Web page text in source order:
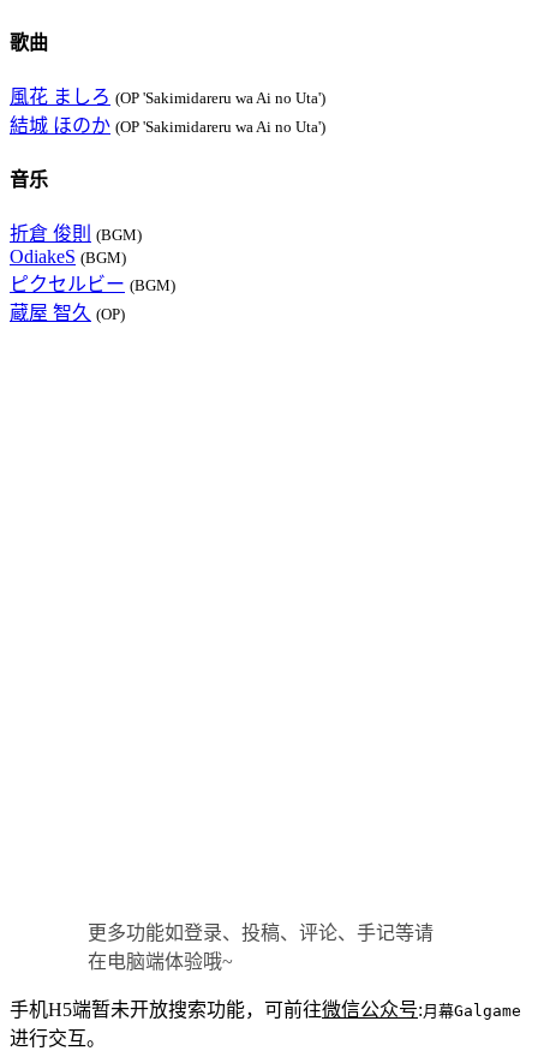
歌曲
風花 ましろ (OP 'Sakimidareru wa Ai no Uta')
結城 ほのか (OP 'Sakimidareru wa Ai no Uta')
音乐
折倉 俊則 (BGM)
OdiakeS (BGM)
ピクセルビー (BGM)
蔵屋 智久 (OP)
更多功能如登录、投稿、评论、手记等请
在电脑端体验哦~
手机H5端暂未开放搜索功能，可前往微信公众号:月幕Galgame
进行交互。